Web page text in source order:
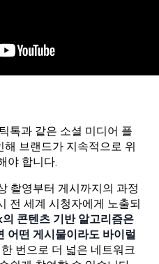
톡과 같은 소셜 미디어 플
브랜드가 지속적으로 위
야 합니다.
촬영부터 게시까지의 과정
전 세계 시청자에게 노출되
콘텐츠 기반 알고리즘은
어떤 게시물이라도 바이럴
번으로 더 넓은 네트워크